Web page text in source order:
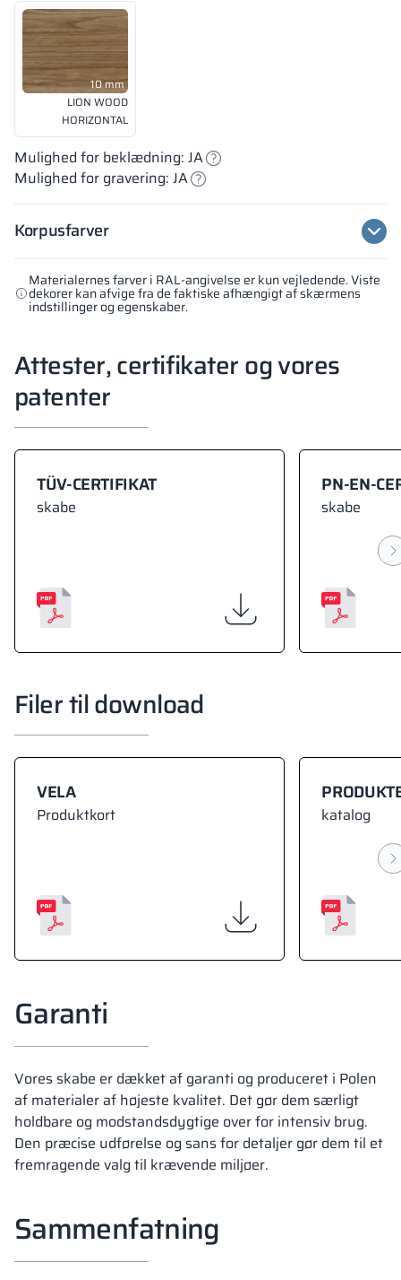
Materialernes farver i RAL-angivelse er kun vejledende. Viste
dekorer kan afvige fra de faktiske afhængigt af skærmens
indstillinger og egenskaber.
10 mm
LION WOOD
HORIZONTAL
Mulighed for beklædning: JA
Mulighed for gravering: JA
Korpusfarver
Attester, certifikater og vores
patenter
TÜV-CERTIFIKAT
skabe
PN-EN-
skabe
Filer til download
VELA
Produktkort katalog
Garanti
Vores skabe er dækket af garanti og produceret i Polen
af materialer af højeste kvalitet. Det gør dem særligt
holdbare og modstandsdygtige over for intensiv brug.
Den præcise udførelse og sans for detaljer gør dem til et
fremragende valg til krævende miljøer.
Sammenfatning